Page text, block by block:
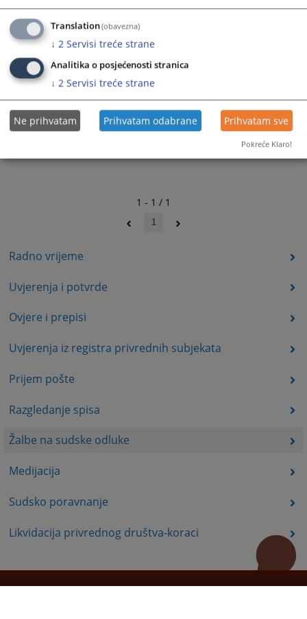
Radno vrijeme
Uvjerenja i potvrde
Ovjere i prepisi
Uvjerenja iz registra privrednih subjekata
Prijem pošte
Razgledanje spisa
Žalbe na sudske odluke
Medijacija
Sudsko poravnanje
Likvidacija privrednog društva-koraci
1 - 1 / 1
1
Translation(obavezna)
↓ 2 Servisi treće strane
Analitika o posjećenosti stranica
↓ 2 Servisi treće strane
Ne prihvatam Prihvatam odabrane Prihvatam sve
Pokreće Klaro!